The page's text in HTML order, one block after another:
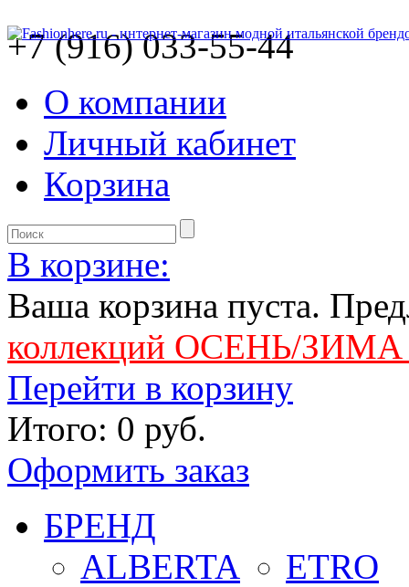
+7 (916) 033-55-44
О компании
Личный кабинет
Корзина
В корзине:
Ваша корзина пуста.
коллекций ОСЕНЬ/ЗИМА
Перейти в корзину
Итого: 0 руб.
Оформить заказ
БРЕНД
ALBERTA
ETRO